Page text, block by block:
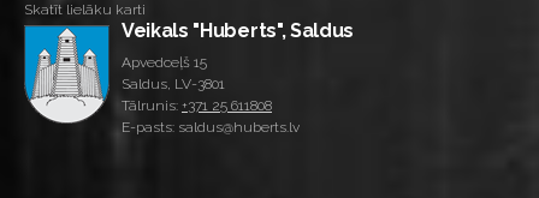
Skatīt lielāku karti
Veikals "Huberts", Saldus
Apvedceļš 15
Saldus, LV-3801
Tālrunis: +371 25 611808
E-pasts: saldus@huberts.lv